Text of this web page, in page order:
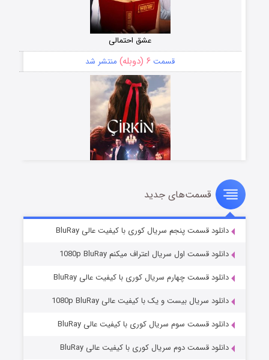
عشق احتمالی
قسمت ۶ (دوبله) منتشر شد
سریال زشت
قسمت۵ (زیرنویس) منتشر شد
وستی ها
قسمت‌های جدید
دانلود قسمت پنجم سریال کوری با کیفیت عالی BluRay
دانلود قسمت اول سریال اعتراف میکنم 1080p BluRay
دانلود قسمت چهارم سریال کوری با کیفیت عالی BluRay
دانلود سریال بیست و یک با کیفیت عالی 1080p BluRay
دانلود قسمت سوم سریال کوری با کیفیت عالی BluRay
دانلود قسمت دوم سریال کوری با کیفیت عالی BluRay